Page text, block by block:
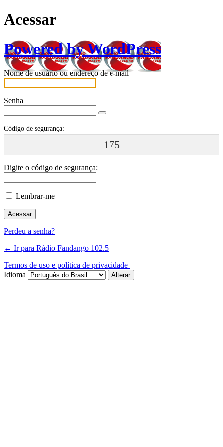
Acessar
Powered by WordPress
Nome de usuário ou endereço de e-mail
Senha
Código de segurança:
175
Digite o código de segurança:
Lembrar-me
Perdeu a senha?
← Ir para Rádio Fandango 102.5
Termos de uso e política de privacidade
Idioma